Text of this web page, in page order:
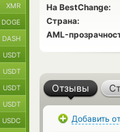
На BestChange:
Страна:
AML-
Отзывы
Добавить
XMR
DOGE
DASH
USDT
USDT
USDT
USDT
USDC